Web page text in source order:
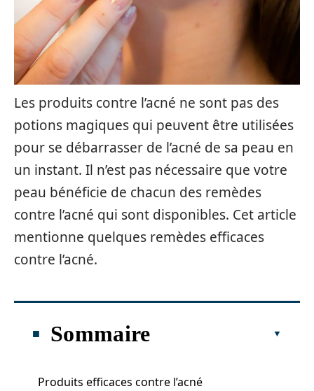
Les produits contre l’acné ne sont pas des
potions magiques qui peuvent être utilisées
pour se débarrasser de l’acné de sa peau en
un instant. Il n’est pas nécessaire que votre
peau bénéficie de chacun des remèdes
contre l’acné qui sont disponibles. Cet article
mentionne quelques remèdes efficaces
contre l’acné.
Sommaire
Produits efficaces contre l’acné